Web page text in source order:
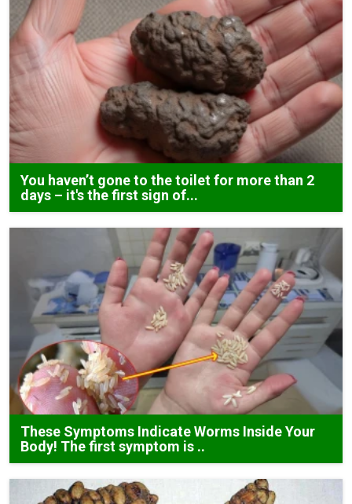
You haven’t gone to the toilet for more than 2
days – it's the first sign of...
These Symptoms Indicate Worms Inside Your
Body! The first symptom is ..